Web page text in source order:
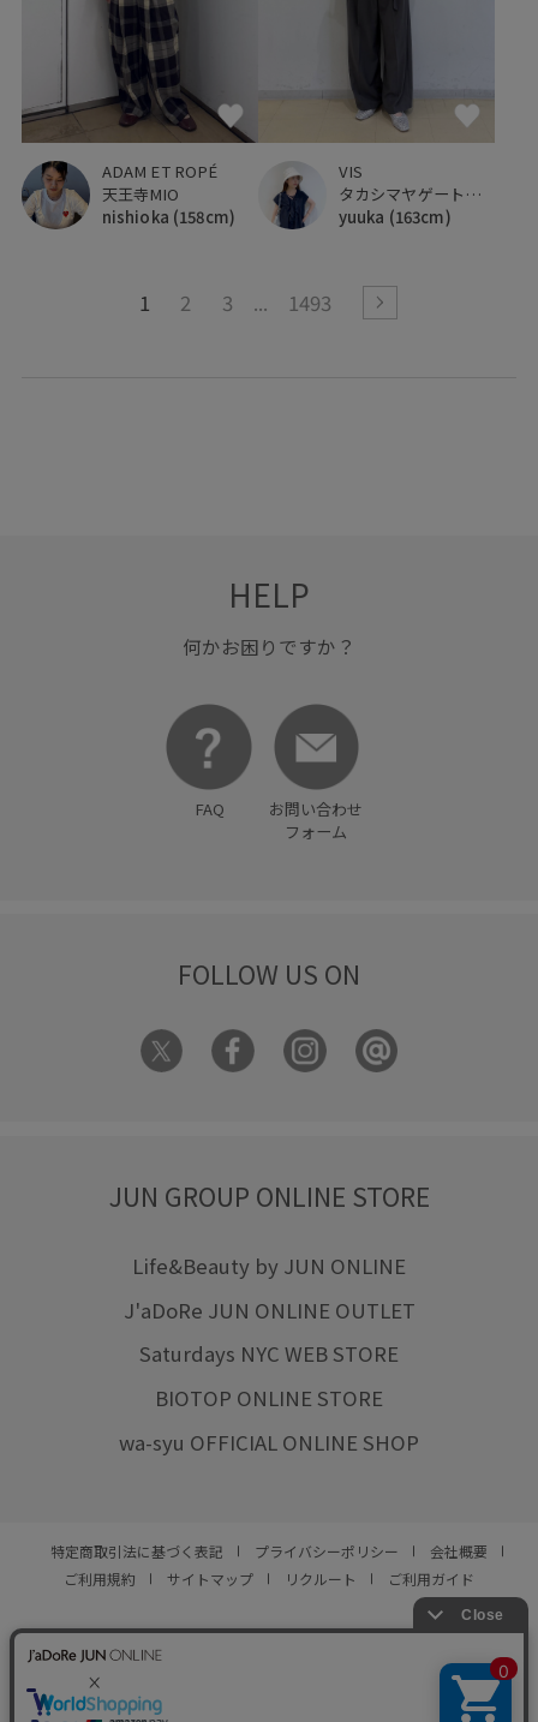
ADAM ET ROPÉ
天王寺MIO
nishioka (158cm)
VIS
タカシマヤゲートタワーモール
yuuka (163cm)
1 2 3 1493
HELP
何かお困りですか？
FAQ
お問い合わせ
フォーム
FOLLOW US ON
JUN GROUP ONLINE STORE
Life&Beauty by JUN ONLINE
J'aDoRe JUN ONLINE OUTLET
Saturdays NYC WEB STORE
BIOTOP ONLINE STORE
wa-syu OFFICIAL ONLINE SHOP
特定商取引法に基づく表記 プライバシーポリシー
会社概要
ご利用規約
サイトマップ リクルート ご利用ガイド
© JUN CO.,LTD. ALL RIGHTS RESERVED.